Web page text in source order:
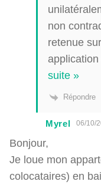
non
retenue
application
suite »
Répondre
Myrel 06/10/
Bonjour,
Je loue mon
colocataires) en